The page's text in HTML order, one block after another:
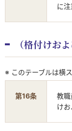
に注
（格付けお
※ このテーブルは横
第16条
教
け